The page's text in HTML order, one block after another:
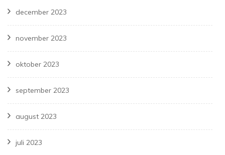
december 2023
november 2023
oktober 2023
september 2023
august 2023
juli 2023